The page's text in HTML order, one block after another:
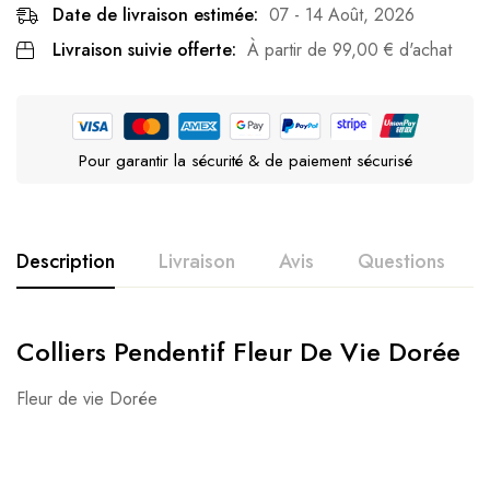
Date de livraison estimée: 07 - 14 Août, 2026
Livraison suivie offerte: À partir de 99,00 € d'achat
Pour garantir la sécurité & de paiement sécurisé
Description Livraison Avis Questions
Colliers Pendentif Fleur De Vie Dorée
Fleur de vie Dorée